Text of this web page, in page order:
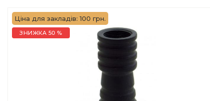
Ціна для закладів: 100 грн.
ЗНИЖКА 50 %